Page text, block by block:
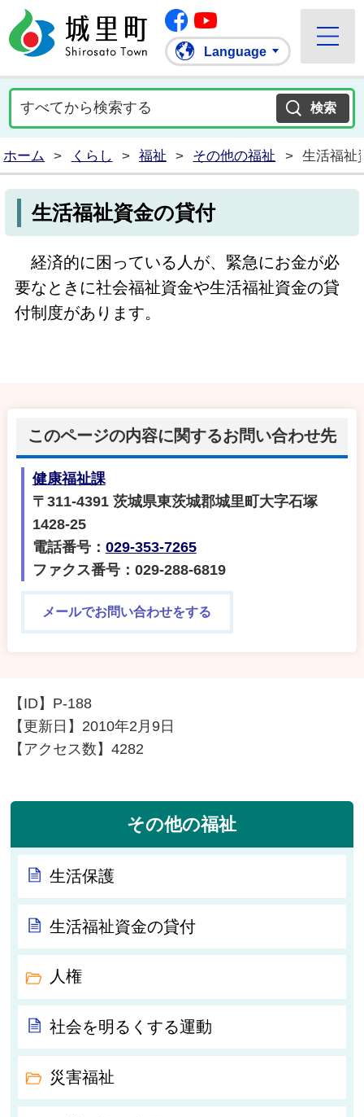
城里町ホームページ
Facebook
Language
ホーム > くらし > 福祉 > その他の福祉 > 生活福祉
生活福祉資金の貸付
経済的に困っている人が、緊急にお金が必
要なときに社会福祉資金や生活福祉資金の貸
付制度があります。
このページの内容に関するお問い合わせ先
健康福祉課
〒311-4391 茨城県東茨城郡城里町大字石塚
1428-25
電話番号： 029-353-7265
ファクス番号：029-288-6819
メールでお問い合わせをする
【ID】 P-188
【更新日】 2010年2月9日
【アクセス数】4282
その他の福祉
生活保護
生活福祉資金の貸付
人権
社会を明るくする運動
災害福祉